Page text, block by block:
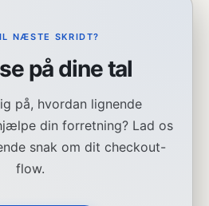
NÆSTE SKRIDT?
på dine tal
på, hvordan lignende
din forretning? Lad os
snak om dit checkout-
flow.